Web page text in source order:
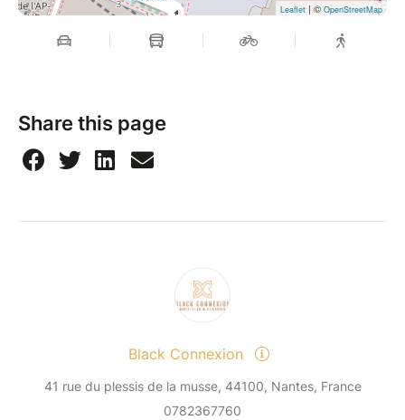
Leaflet | © OpenStreetMap
Share this page
Black Connexion
41 rue du plessis de la musse, 44100, Nantes, France
0782367760